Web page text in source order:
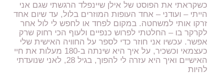
כשקראתי את הפוסט של אילן שיינפלד הרגשתי שגם אני
הייתי – ועודני – אחד העופות המוזרים בלול, עד שיום אחד
זרקו אותי למשחטה. במקום לפחד או לחפש לי לול אחר
לקרקר בו – החלטתי לפרוש כנפיים ולעוף הכי רחוק שרק
אפשר. עכשיו אני חוזר כדי לספר על החוויה האישית שלי
כעצמאי וכשכיר, על איך היא שינתה ב-180 מעלות את חיי
האישיים ואיך היא עזרה לי להפוך, בגיל 28, לאני שנועדתי
להיות